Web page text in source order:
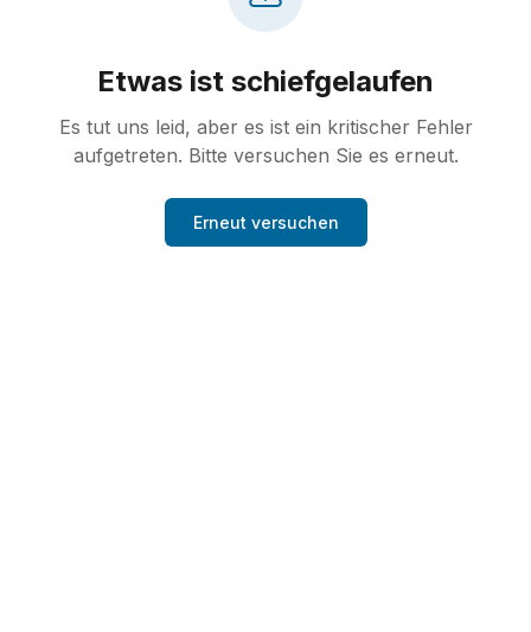
Etwas ist schiefgelaufen
Es tut uns leid, aber es ist ein kritischer Fehler
aufgetreten. Bitte versuchen Sie es erneut.
Erneut versuchen